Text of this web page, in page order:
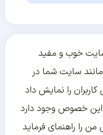
خوب و مفید
سایت شما در
را نمایش داد
این خصوص وجود دارد
را راهنمای فرماید